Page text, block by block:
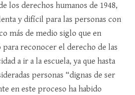
los derechos humanos de 1948,
y difícil para las personas con
más de medio siglo que en
reconocer el derecho de las
a ir a la escuela, ya que hasta
personas “dignas de ser
en este proceso ha habido